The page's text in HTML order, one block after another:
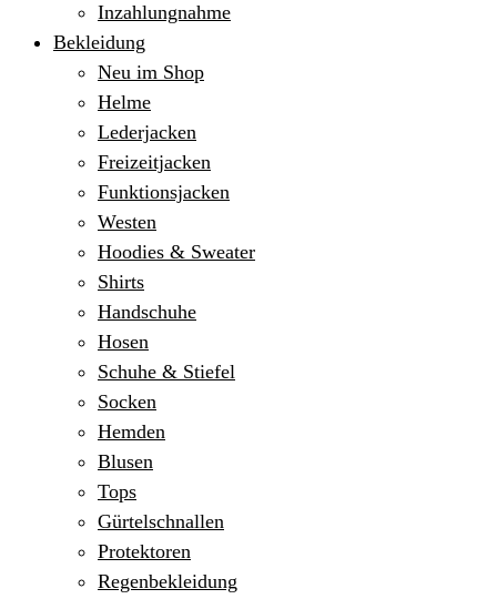
Inzahlungnahme
Bekleidung
Neu im Shop
Helme
Lederjacken
Freizeitjacken
Funktionsjacken
Westen
Hoodies & Sweater
Shirts
Handschuhe
Hosen
Schuhe & Stiefel
Socken
Hemden
Blusen
Tops
Gürtelschnallen
Protektoren
Regenbekleidung